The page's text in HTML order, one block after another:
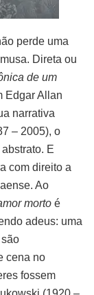
perde uma
Direta ou
de um
Edgar Allan
narrativa
– 2005), o
E
com direito a
Ao
morto é
adeus: uma
cena no
fossem